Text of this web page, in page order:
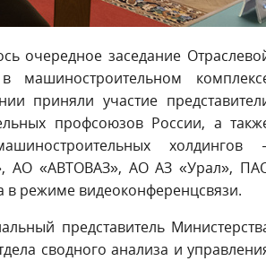
очередное заседание
машиностроительном
приняли участие
профсоюзов России, а
холдингов
АО «АВТОВАЗ», АО АЗ «Урал»,
в режиме видеоконференцсвязи.
представитель
сводного анализа и